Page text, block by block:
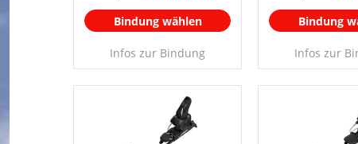
Bindung wählen
Infos zur Bindung
Bindung
Infos zur